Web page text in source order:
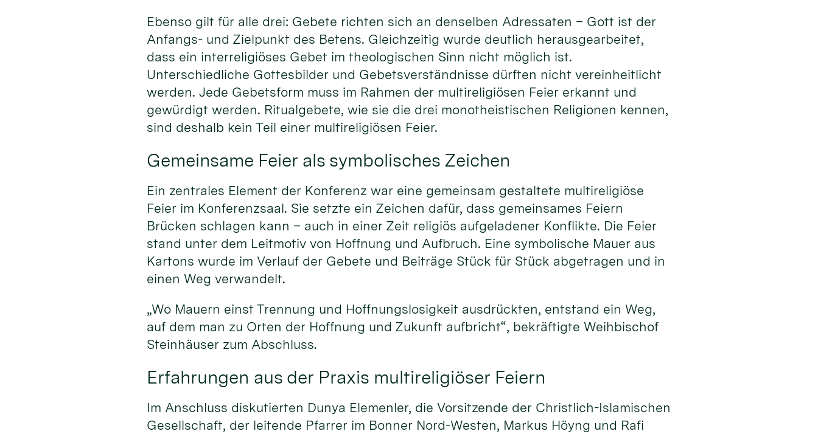
Ebenso gilt für alle drei: Gebete richten sich an denselben Adressaten – Gott ist der
Anfangs- und Zielpunkt des Betens. Gleichzeitig wurde deutlich herausgearbeitet,
dass ein interreligiöses Gebet im theologischen Sinn nicht möglich ist.
Unterschiedliche Gottesbilder und Gebetsverständnisse dürften nicht vereinheitlicht
werden. Jede Gebetsform muss im Rahmen der multireligiösen Feier erkannt und
gewürdigt werden. Ritualgebete, wie sie die drei monotheistischen Religionen kennen,
sind deshalb kein Teil einer multireligiösen Feier.
Gemeinsame Feier als symbolisches Zeichen
Ein zentrales Element der Konferenz war eine gemeinsam gestaltete multireligiöse
Feier im Konferenzsaal. Sie setzte ein Zeichen dafür, dass gemeinsames Feiern
Brücken schlagen kann – auch in einer Zeit religiös aufgeladener Konflikte. Die Feier
stand unter dem Leitmotiv von Hoffnung und Aufbruch. Eine symbolische Mauer aus
Kartons wurde im Verlauf der Gebete und Beiträge Stück für Stück abgetragen und in
einen Weg verwandelt.
„Wo Mauern einst Trennung und Hoffnungslosigkeit ausdrückten, entstand ein Weg,
auf dem man zu Orten der Hoffnung und Zukunft aufbricht“, bekräftigte Weihbischof
Steinhäuser zum Abschluss.
Erfahrungen aus der Praxis multireligiöser Feiern
Im Anschluss diskutierten Dunya Elemenler, die Vorsitzende der Christlich-Islamischen
Gesellschaft, der leitende Pfarrer im Bonner Nord-Westen, Markus Höyng und Rafi